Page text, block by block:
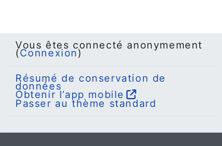
Vous êtes connecté anonymement
(Connexion)
Résumé de conservation de
données
Obtenir l’app mobile
Passer au thème standard